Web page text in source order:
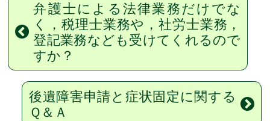
弁護士による法律業務だけでな
く，税理士業務や，社労士業務，
登記業務なども受けてくれるので
すか？
後遺障害申請と症状固定に関する
Ｑ＆Ａ